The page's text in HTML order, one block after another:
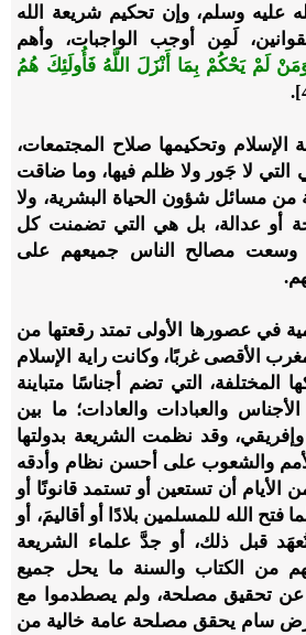
عليه وسلم، وإن تحكيم شريعة الله
لَمِن أوجب الواجبات، وأهم
لَمْ يَحْكُمْ بِمَا أَنْزَلَ اللَّهُ فَأُولَئِكَ هُمُ
الإسلام وتحكيمها صلاح المجتمعات،
التي لا جَور ولا ظلم فيها، وما ضاقت
مسائل شؤون الحياة البشرية، ولا
أو عدالة، بل هي التي تضمنت كل
وسعت مصالح الناس جميعهم على
في عصورها الأولى تمتد رقعتها من
الأقصى غربًا، وكانت راية الإسلام
التي تضم أجناسًا متباينة
والعبادات والعادات؛ ما بين
وقد نظمت الشريعة بدولتها
والشعوب على أحسن نظام وأدقه
الأيام أن تستعين أو تستمد قانونًا أو
فتح الله للمسلمين بلادًا أو أقاليمَ، أو
قبل ذلك، أو جدَّ علماء الشريعة
من الكتاب والسنة ما يحل جميع
عن تحقيق مصلحة، ولم يصطدموا مع
سام يحقق مصلحة عامة خالية من